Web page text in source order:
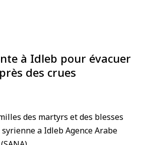
à Idleb pour évacuer
des crues